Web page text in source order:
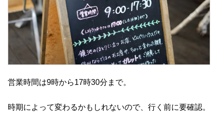
営業時間は9時から17時30分まで。
時期によって変わるかもしれないので、行く前に要確認。